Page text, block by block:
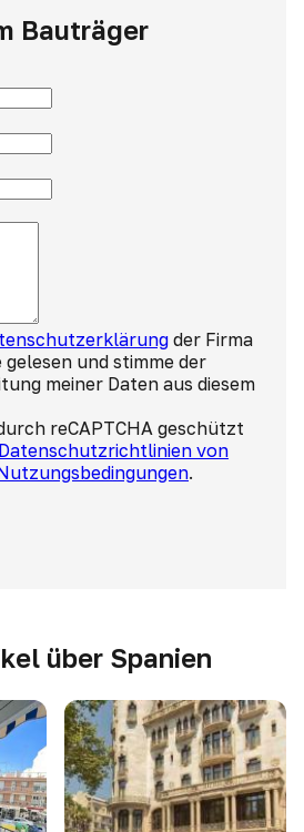
Bauträger
der Firma
und stimme der
meiner Daten aus diesem
reCAPTCHA geschützt
Datenschutzrichtlinien von
.
über Spanien